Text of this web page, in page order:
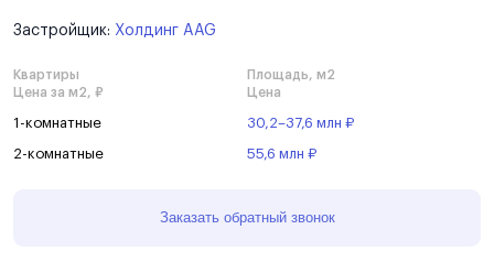
Застройщик: Холдинг AAG
Квартиры
Площадь, м2
Цена за м2, ₽
Цена
1-комнатные 30,2–37,6 млн ₽
2-комнатные 55,6 млн ₽
Заказать обратный звонок